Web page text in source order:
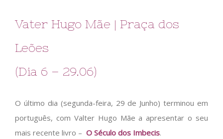
Vater Hugo Mãe | Praça dos
Leões
(Dia 6 – 29.06)
O último dia (segunda-feira, 29 de Junho) terminou em
português, com Valter Hugo Mãe a apresentar o seu
mais recente livro – O Século dos Imbecis.